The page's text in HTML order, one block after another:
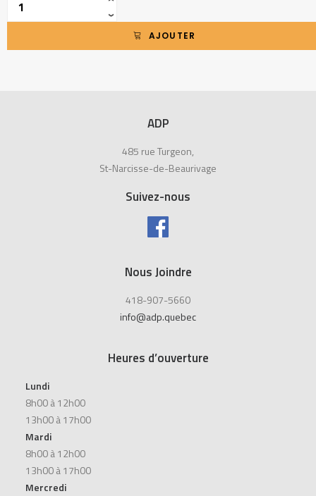
›
AJOUTER
ADP
485 rue Turgeon,
St-Narcisse-de-Beaurivage
Suivez-nous
Nous Joindre
418-907-5660
info@adp.quebec
Heures d’ouverture
Lundi
8h00 à 12h00
13h00 à 17h00
Mardi
8h00 à 12h00
13h00 à 17h00
Mercredi